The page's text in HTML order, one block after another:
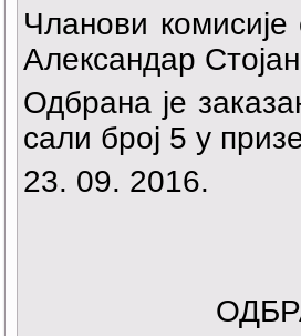
Чланови
Александар
Одбрана је
сали број 5 у
23. 09. 2016.